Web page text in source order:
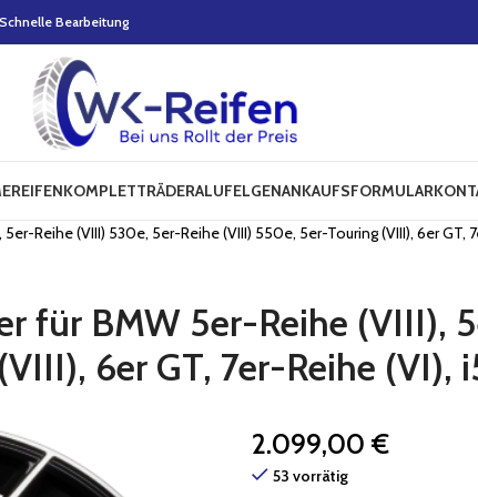
Bearbeitung
REIFENKOMPLETTRÄDERALUFELGENANKAUFSFORMULAR
Reihe (VIII) 530e, 5er-Reihe (VIII) 550e, 5er-Touring (VIII), 6er GT,
für BMW 5er-Reihe (VIII),
6er GT, 7er-Reihe
2.099,00 €
53 vorrätig